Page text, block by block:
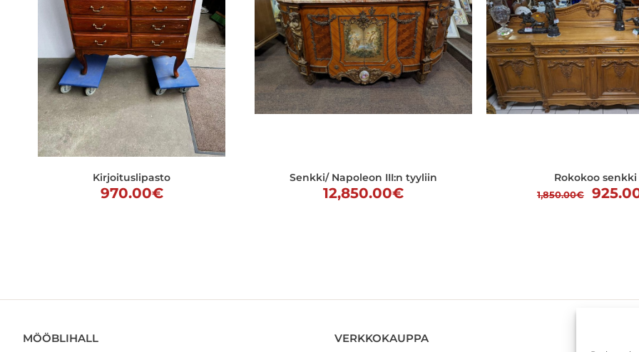
Kirjoituslipasto
970.00€
Senkki/ Napoleon III:n tyyliin
12,850.00€
Rokokoo senkki
1,850.00€
MÖÖBLIHALL VERKKOKAUPPA